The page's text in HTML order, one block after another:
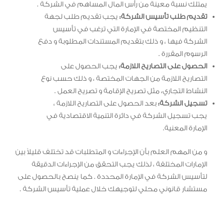
يمتلك نسبة معينة من رأس المال المساهم في الشركة .
تقديم طلب تأسيس الشركة: يجب تقديم طلب لجهة
التنظيم المختصة في الإمارة التي ترغب في تأسيس
الشركة فيها ، و ذلك بتقديم المستندات المطلوبة و دفع
الرسوم المقررة .
الحصول على التصاريح اللازمة: يجب الحصول على
التصاريح اللازمة من الجهات المختصة ، و ذلك حسب نوع
النشاط التجاري، مثل تصريح الإقامة و تصريح العمل .
تسجيل الشركة:بعد الحصول على التصاريح اللازمة ،
يجب تسجيل الشركة في دائرة التنمية الاقتصادية في
الإمارة المعنية.
و من المهم العلم بأن الإجراءات و المتطلبات قد تختلف قليلاً بين
الإمارات المختلفة ، لذلك يجب التحقق من الإجراءات الدقيقة
لتأسيس الشركة في الإمارة المحددة . كما ينصح بالحصول على
مستشار قانوني محلي لتوجيهك خلال عملية تأسيس الشركة .